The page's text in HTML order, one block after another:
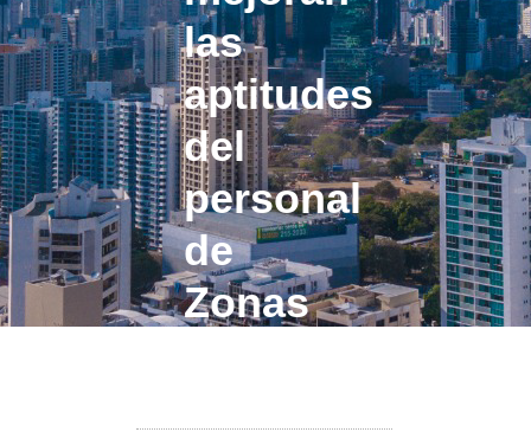
las
aptitudes
del
personal
de
Zonas